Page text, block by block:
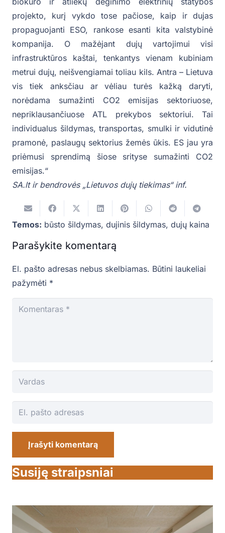
projekto, kurį vykdo tose pačiose, kaip ir dujas
propaguojanti ESO, rankose esanti kita valstybinė
kompanija. O mažėjant dujų vartojimui visi
infrastruktūros kaštai, tenkantys vienam kubiniam
metrui dujų, neišvengiamai toliau kils. Antra – Lietuva
vis tiek anksčiau ar vėliau turės kažką daryti,
norėdama sumažinti CO2 emisijas sektoriuose,
nepriklausančiuose ATL prekybos sektoriui. Tai
individualus šildymas, transportas, smulki ir vidutinė
pramonė, paslaugų sektorius žemės ūkis. ES jau yra
priėmusi sprendimą šiose srityse sumažinti CO2
emisijas.“
SA.lt ir bendrovės „Lietuvos dujų tiekimas“ inf.
Temos: būsto šildymas, dujinis šildymas, dujų kaina
Parašykite komentarą
El. pašto adresas nebus skelbiamas. Būtini laukeliai
pažymėti *
Įrašyti komentarą
Susiję straipsniai